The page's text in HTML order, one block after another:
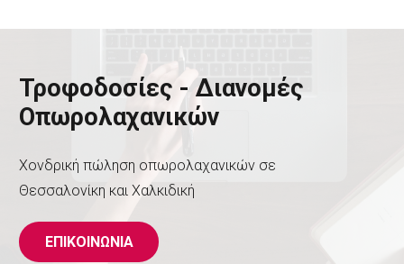
Τροφοδοσίες - ∆ιανομές
Οπωρολαχανικών
Χονδρική πώληση οπωρολαχανικών σε
Θεσσαλονίκη και Χαλκιδική
ΕΠΙΚΟΙΝΩΝΙΑ